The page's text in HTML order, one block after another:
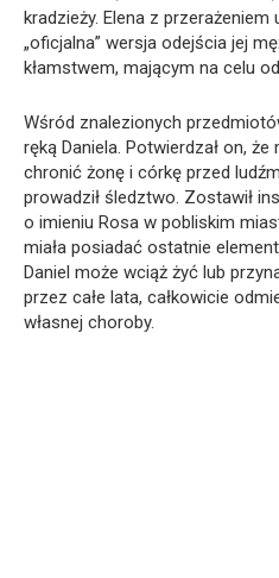
kradzieży. Elena z przerażeniem
„oficjalna” wersja odejścia jej
kłamstwem, mającym na celu
Wśród znalezionych
ręką Daniela. Potwierdzał on,
chronić żonę i córkę przed
prowadził śledztwo. Zostawił
o imieniu Rosa w pobliskim
miała posiadać ostatnie
Daniel może wciąż żyć lub
przez całe lata, całkowicie
własnej choroby.